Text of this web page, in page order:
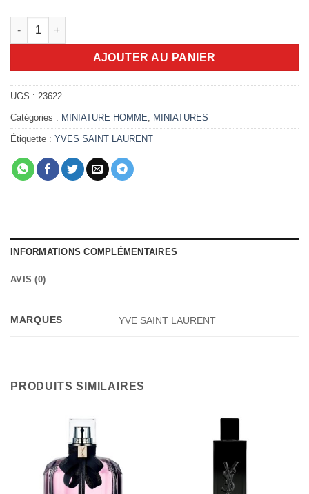
quantité de Miniature ysl l'homme eau de parfum 10ml
AJOUTER AU PANIER
UGS : 23622
Catégories : MINIATURE HOMME MINIATURES
Étiquette : YVES SAINT LAURENT
INFORMATIONS COMPLÉMENTAIRES
AVIS (0)
MARQUES YVE SAINT LAURENT
PRODUITS SIMILAIRES